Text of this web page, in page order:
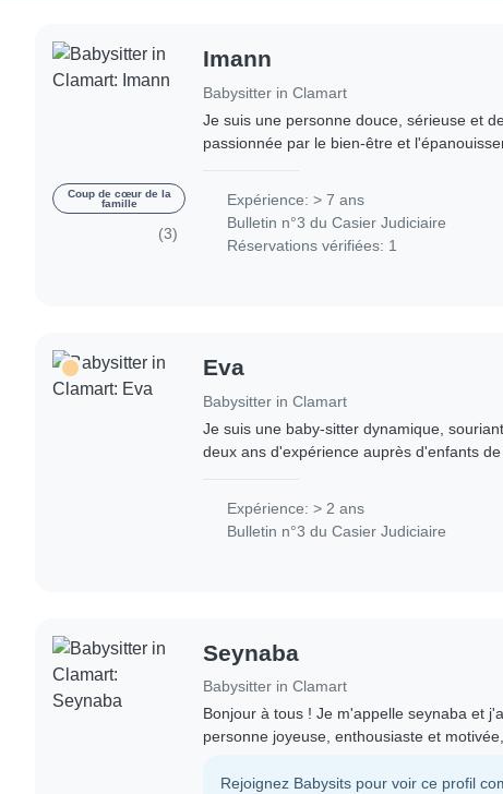
Coup de cœur de la
famille
(3)
Imann
Babysitter in Clamart
Je suis une personne douce, sérieuse et
passionnée par le bien-être et
Expérience: > 7 ans
Bulletin n°3 du Casier Judiciaire
Réservations vérifiées: 1
Eva
Babysitter in Clamart
Je suis une baby-sitter dynamique,
deux ans d'expérience auprès d'enfants de
Expérience: > 2 ans
Bulletin n°3 du Casier Judiciaire
Seynaba
Babysitter in Clamart
Bonjour à tous ! Je m'appelle seynaba et
personne joyeuse, enthousiaste et
Rejoignez Babysits pour voir ce profil